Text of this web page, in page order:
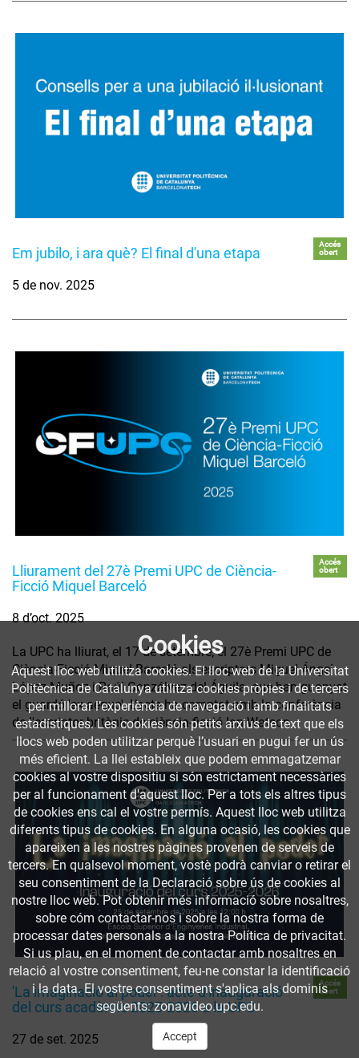
Em jubilo, i ara què? El final d'una etapa
Accés
obert
5 de nov. 2025
Lliurament del 27è Premi UPC de Ciència-
Ficció Miquel Barceló
Accés
obert
8 d’oct. 2025
La UPC ha lliurat, el 17 de setembre, el 27è Premi UPC de
Ciència-Ficció Miquel Barceló als escriptors Miguel Ángel
López Muñoz i Raúl Gonzálvez del Águila, que han guanyat
el guardó 'ex aequo'. L’acte ha comptat amb la conferència
de l'escriptor britànic de ciència-ficció Ian Watson.
'La imaginació al poder': acte d'inauguració
del curs acadèmic 2025-2026 a la UPC
Accés
obert
27 de set. 2025
Cookies
Aquest lloc web utilitza cookies. El lloc web de la Universitat
Politècnica de Catalunya utilitza cookies pròpies i de tercers
per millorar l’experiència de navegació i amb finalitats
estadístiques. Les cookies són petits arxius de text que els
llocs web poden utilitzar perquè l’usuari en pugui fer un ús
més eficient. La llei estableix que podem emmagatzemar
cookies al vostre dispositiu si són estrictament necessàries
per al funcionament d'aquest lloc. Per a tots els altres tipus
de cookies ens cal el vostre permís. Aquest lloc web utilitza
diferents tipus de cookies. En alguna ocasió, les cookies que
apareixen a les nostres pàgines provenen de serveis de
tercers. En qualsevol moment, vostè podrà canviar o retirar el
seu consentiment de la Declaració sobre ús de cookies al
nostre lloc web. Pot obtenir més informació sobre nosaltres,
sobre cóm contactar-nos i sobre la nostra forma de
processar dates personals a la nostra Política de privacitat.
Si us plau, en el moment de contactar amb nosaltres en
relació al vostre consentiment, feu-ne constar la identificació
i la data. El vostre consentiment s'aplica als dominis
següents: zonavideo.upc.edu.
Accept